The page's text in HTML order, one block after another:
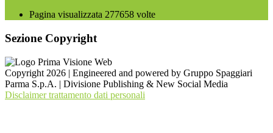
Pagina visualizzata 277658 volte
Sezione Copyright
Copyright 2026 | Engineered and powered by Gruppo Spaggiari
Parma S.p.A. | Divisione Publishing & New Social Media
Disclaimer trattamento dati personali